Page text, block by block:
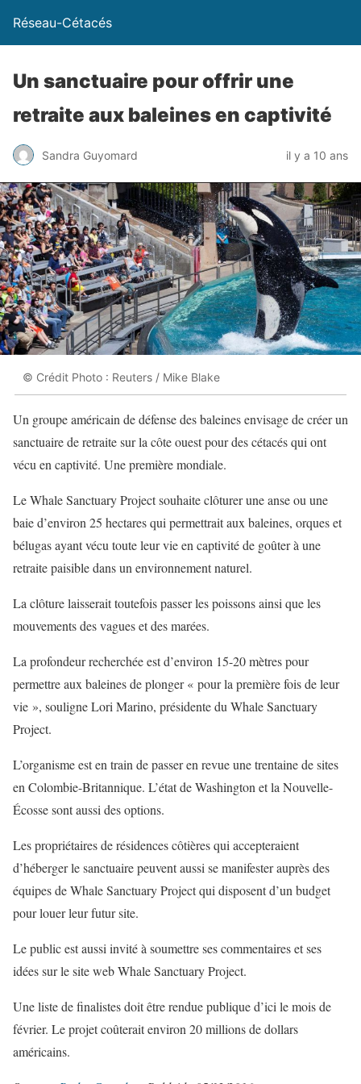
Réseau-Cétacés
Un sanctuaire pour offrir une
retraite aux baleines en captivité
Sandra Guyomard il y a 10 ans
© Crédit Photo : Reuters / Mike Blake
Un groupe américain de défense des baleines envisage de créer un
sanctuaire de retraite sur la côte ouest pour des cétacés qui ont
vécu en captivité. Une première mondiale.
Le Whale Sanctuary Project souhaite clôturer une anse ou une
baie d’environ 25 hectares qui permettrait aux baleines, orques et
bélugas ayant vécu toute leur vie en captivité de goûter à une
retraite paisible dans un environnement naturel.
La clôture laisserait toutefois passer les poissons ainsi que les
mouvements des vagues et des marées.
La profondeur recherchée est d’environ 15-20 mètres pour
permettre aux baleines de plonger « pour la première fois de leur
vie », souligne Lori Marino, présidente du Whale Sanctuary
Project.
L’organisme est en train de passer en revue une trentaine de sites
en Colombie-Britannique. L’état de Washington et la Nouvelle-
Écosse sont aussi des options.
Les propriétaires de résidences côtières qui accepteraient
d’héberger le sanctuaire peuvent aussi se manifester auprès des
équipes de Whale Sanctuary Project qui disposent d’un budget
pour louer leur futur site.
Le public est aussi invité à soumettre ses commentaires et ses
idées sur le site web Whale Sanctuary Project.
Une liste de finalistes doit être rendue publique d’ici le mois de
février. Le projet coûterait environ 20 millions de dollars
américains.